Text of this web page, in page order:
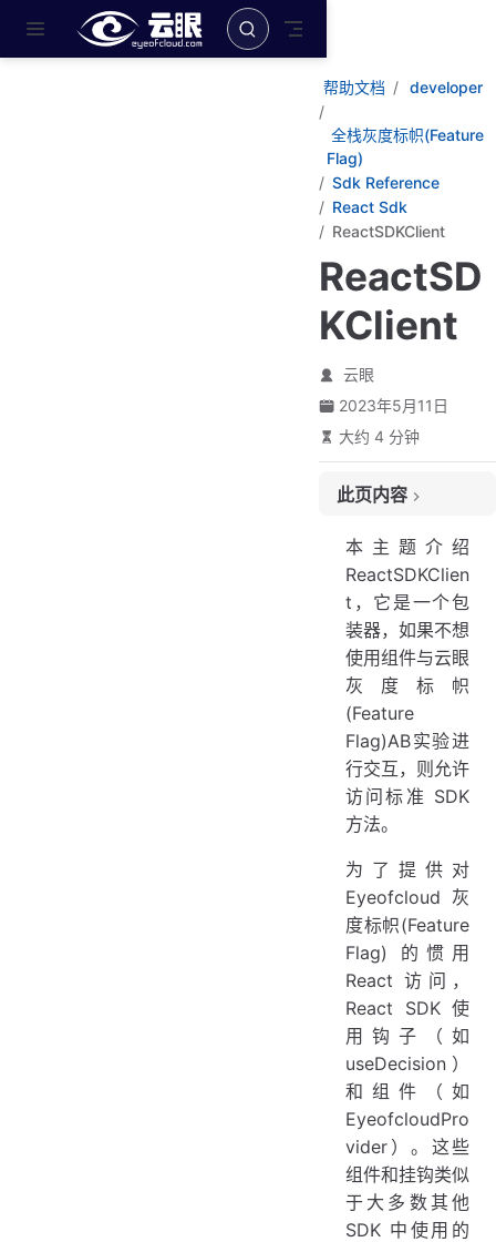
跳至主要內容
帮助文档 developer
全栈灰度标帜(Feature
Flag)
Sdk Reference
React Sdk
ReactSDKClient
ReactSD
KClient
云眼
2023年5月11日
大约 4 分钟
此页内容
描述
提供的接口
例
打字稿类型
本主题介绍
ReactSDKClien
t，它是一个包
装器，如果不想
使用组件与云眼
灰度标帜
(Feature
Flag)AB实验进
行交互，则允许
访问标准 SDK
方法。
为了提供对
Eyeofcloud灰
度标帜(Feature
Flag) 的惯用
React 访问，
React SDK 使
用钩子（如
useDecision）
和组件（如
EyeofcloudPro
vider）。这些
组件和挂钩类似
于大多数其他
SDK 中使用的